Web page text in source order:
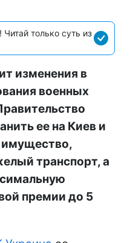
только суть из
изменения в
военных
ее на Киев и
имущество,
транспорт, а
премии до 5